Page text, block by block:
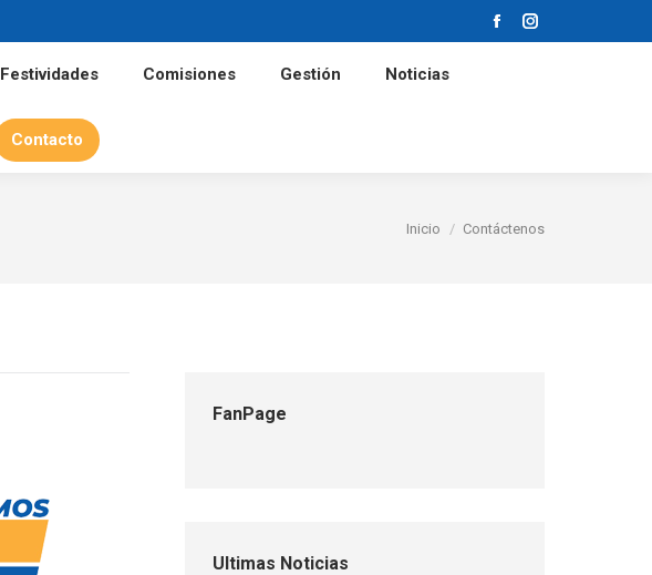
FacebookInstagram
Festividades Comisiones Gestión Noticias
Contacto
Estás aquí:
Inicio Contáctenos
FanPage
Ultimas Noticias